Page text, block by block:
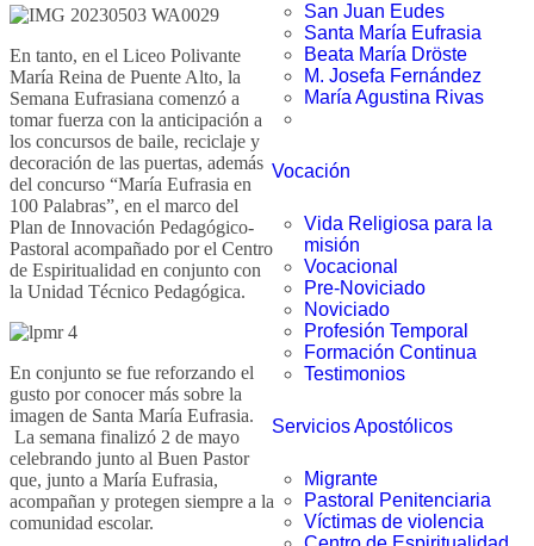
San Juan Eudes
Santa María Eufrasia
Beata María Dröste
M. Josefa Fernández
María Agustina Rivas
Vocación
Vida Religiosa para la
misión
Vocacional
Pre-Noviciado
Noviciado
Profesión Temporal
Formación Continua
Testimonios
Servicios Apostólicos
Migrante
Pastoral Penitenciaria
Víctimas de violencia
En tanto, en el Liceo Polivante
María Reina de Puente Alto, la
Semana Eufrasiana comenzó a
tomar fuerza con la anticipación a
los concursos de baile, reciclaje y
decoración de las puertas, además
del concurso “María Eufrasia en
100 Palabras”, en el marco del
Plan de Innovación Pedagógico-
Pastoral acompañado por el Centro
de Espiritualidad en conjunto con
la Unidad Técnico Pedagógica.
En conjunto se fue reforzando el
gusto por conocer más sobre la
imagen de Santa María Eufrasia.
La semana finalizó 2 de mayo
celebrando junto al Buen Pastor
que, junto a María Eufrasia,
acompañan y protegen siempre a la
comunidad escolar.